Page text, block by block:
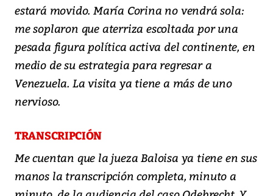
estará movido. María Corina no vendrá sola:
me soplaron que aterriza escoltada por una
pesada figura política activa del continente, en
medio de su estrategia para regresar a
Venezuela. La visita ya tiene a más de uno
nervioso.
TRANSCRIPCIÓN
Me cuentan que la jueza Baloisa ya tiene en sus
manos la transcripción completa, minuto a